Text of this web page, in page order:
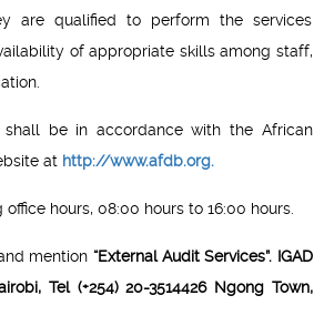
are qualified to perform the services
of appropriate skills among staff,
be in accordance with the African
at http://www.afdb.org.
hours, 08:00 hours to 16:00 hours.
mention “External Audit Services”. IGAD
Tel (+254) 20-3514426 Ngong Town,